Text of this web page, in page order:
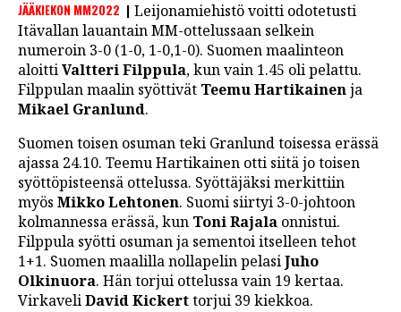
JÄÄKIEKON MM2022
Leijonamiehistö voitti odotetusti
Itävallan lauantain MM-ottelussaan selkein
numeroin 3-0 (1-0, 1-0,1-0). Suomen maalinteon
aloittiValtteri Filppula, kun vain 1.45 oli pelattu.
Filppulan maalin syöttivät Teemu Hartikainenja
Mikael Granlund.
Suomen toisen osuman teki Granlund toisessa erässä
ajassa 24.10. Teemu Hartikainen otti siitä jo toisen
syöttöpisteensä ottelussa. Syöttäjäksi merkittiin
myös Mikko Lehtonen. Suomi siirtyi 3-0-johtoon
kolmannessa erässä, kun Toni Rajala onnistui.
Filppula syötti osuman ja sementoi itselleen tehot
1+1. Suomen maalilla nollapelin pelasiJuho
Olkinuora. Hän torjui ottelussa vain 19 kertaa.
VirkaveliDavid Kickerttorjui 39 kiekkoa.